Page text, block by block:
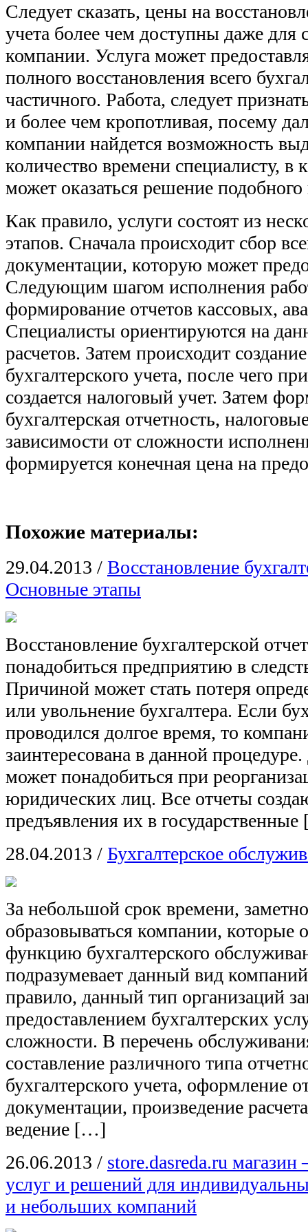
Следует сказать, цены на
учета более чем доступны даже
компании. Услуга может
полного восстановления всего
частичного. Работа, следует
и более чем кропотливая, посему
компании найдется возможность
количество времени специалисту, в
может оказаться решение подобного
Как правило, услуги состоят из
этапов. Сначала происходит сбор
документации, которую может
Следующим шагом исполнения
формирование отчетов кассовых,
Специалисты ориентируются на
расчетов. Затем происходит
бухгалтерского учета, после чего
создается налоговый учет. Затем
бухгалтерская отчетность,
зависимости от сложности
формируется конечная цена на
Похожие материалы:
29.04.2013 / Восстановление
Основные этапы
Восстановление бухгалтерской
понадобиться предприятию в
Причиной может стать потеря
или увольнение бухгалтера. Если
проводился долгое время, то
заинтересована в данной
может понадобиться при
юридических лиц. Все отчеты
предъявления их в
28.04.2013 / Бухгалтерское
За небольшой срок времени,
образовываться компании, которые
функцию бухгалтерского
подразумевает данный вид
правило, данный тип организаций
предоставлением бухгалтерских
сложности. В перечень
составление различного типа
бухгалтерского учета, оформление
документации, произведение
ведение […]
26.06.2013 / store.dasreda.ru
услуг и решений для
и небольших компаний